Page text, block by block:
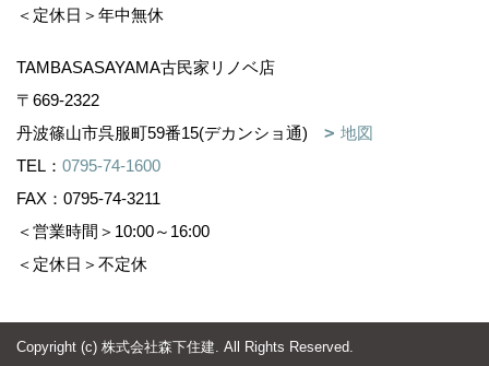
＜定休日＞年中無休
TAMBASASAYAMA古民家リノベ店
〒669-2322
丹波篠山市呉服町59番15(デカンショ通)
地図
TEL： 0795-74-1600
FAX：0795-74-3211
＜営業時間＞10:00～16:00
＜定休日＞不定休
Copyright (c) 株式会社森下住建. All Rights Reserved.